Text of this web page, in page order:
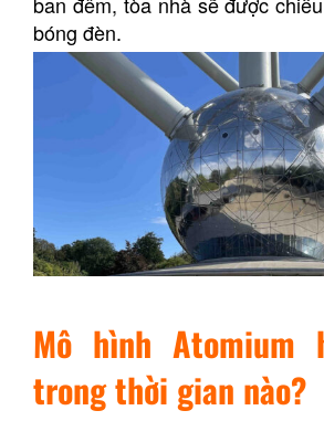
bóng đèn.
Mô hình Atomium
trong thời gian nào?